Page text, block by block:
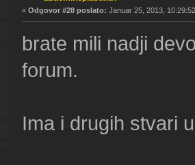
« Odgovor #28 poslato: Januar 25, 2013,
brate mili nadji
forum.
Ima i drugih stvari